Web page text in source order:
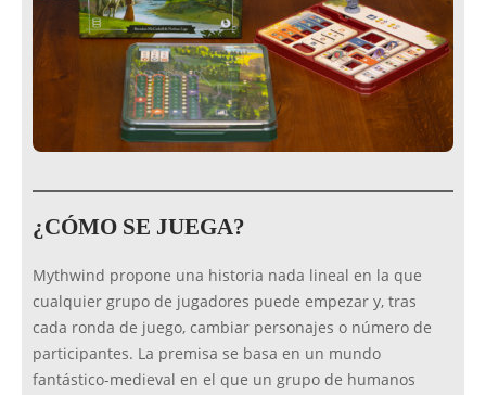
¿CÓMO SE JUEGA?
Mythwind propone una historia nada lineal en la que
cualquier grupo de jugadores puede empezar y, tras
cada ronda de juego, cambiar personajes o número de
participantes. La premisa se basa en un mundo
fantástico-medieval en el que un grupo de humanos